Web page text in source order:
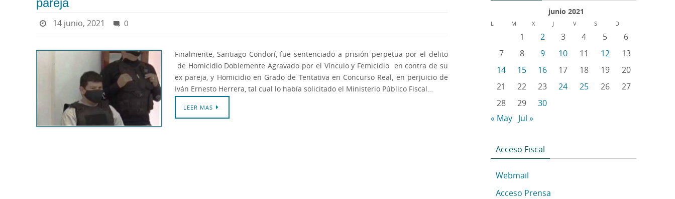
pareja
14 junio, 2021 0
Finalmente, Santiago Condorí, fue sentenciado a prisión perpetua por el delito
de Homicidio Doblemente Agravado por el Vínculo y Femicidio en contra de su
ex pareja, y Homicidio en Grado de Tentativa en Concurso Real, en perjuicio de
Iván Ernesto Herrera, tal cual lo había solicitado el Ministerio Público Fiscal…
LEER MAS
junio 2021
L M X J V S D
1 2 3 4 5
6
7
8 9 10 11 12
13
14
15 16 17 18 19
20
21
22 23 24 25 26
27
28
29
30
« May Jul »
Acceso Fiscal
Webmail
Acceso Prensa